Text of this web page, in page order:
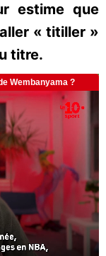
estime que
« titiller »
titre.